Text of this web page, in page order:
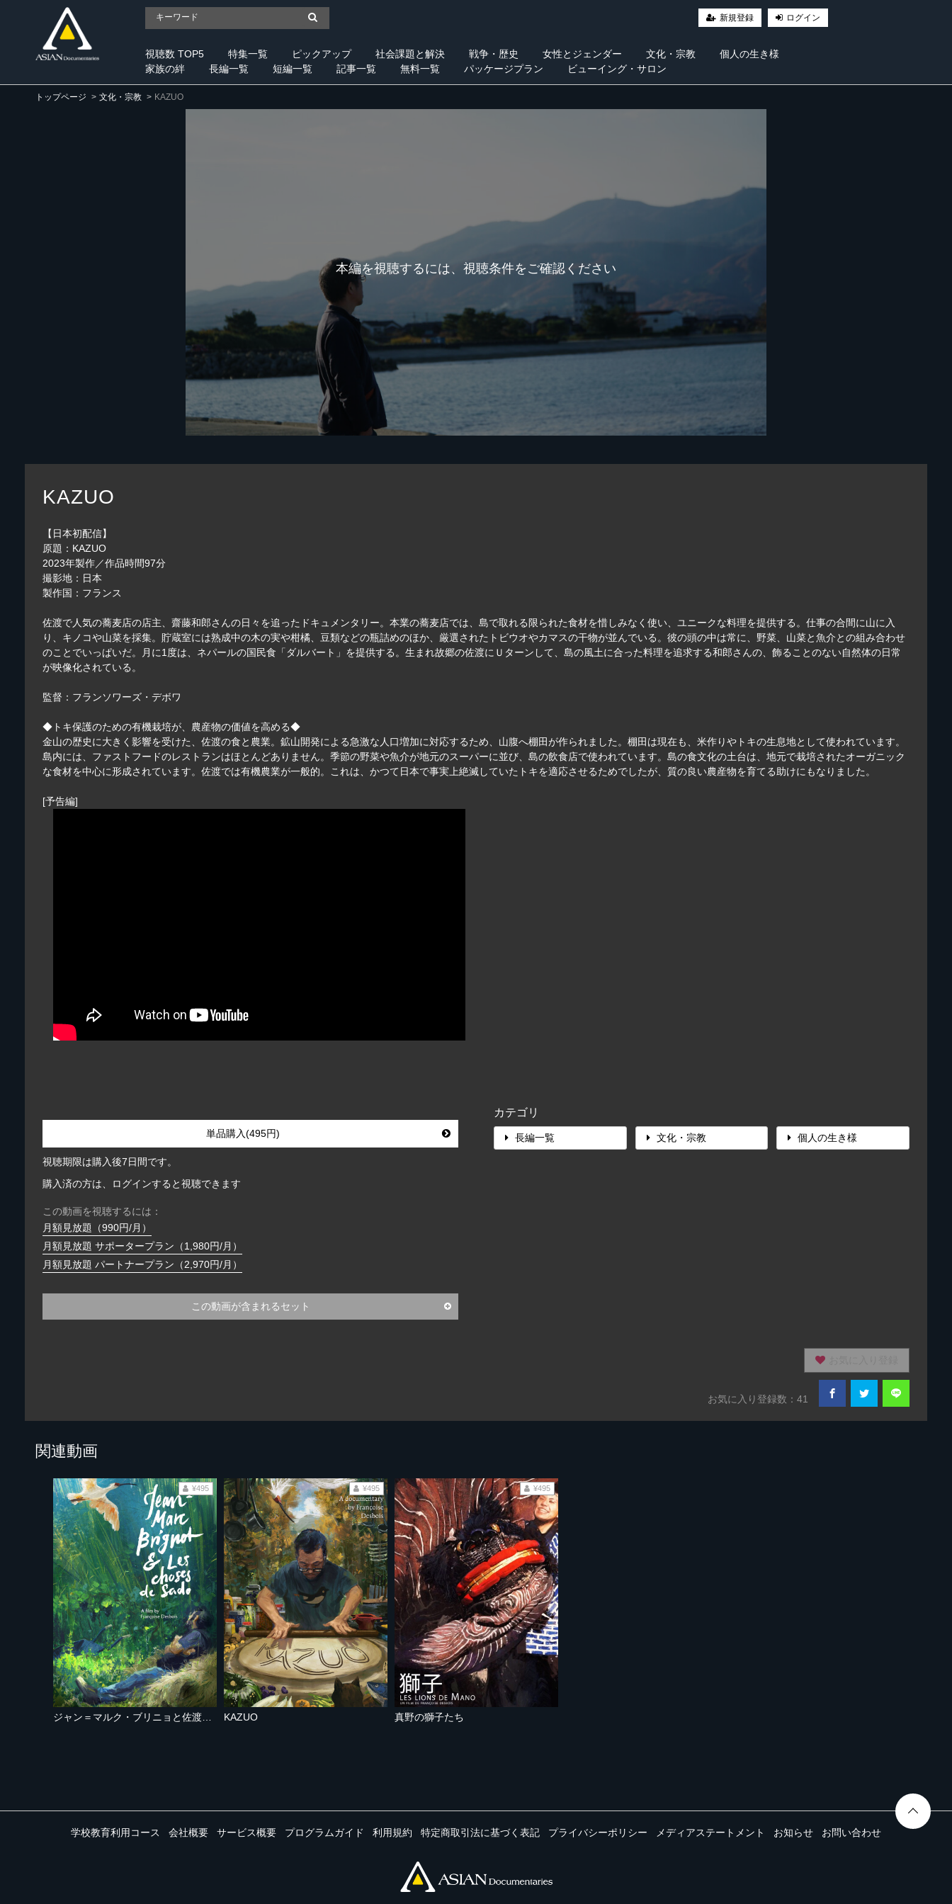
新規登録 ログイン
視聴数 TOP5 特集一覧 ピックアップ 社会課題と解決 戦争・歴史 女性とジェンダー 文化・宗教
個人の生き様
家族の絆
長編一覧 短編一覧 記事一覧 無料一覧 パッケージプラン ビューイング・サロン
トップページ 文化・宗教 KAZUO
本編を視聴するには、視聴条件をご確認ください
KAZUO
【日本初配信】
原題：KAZUO
2023年製作／作品時間97分
撮影地：日本
製作国：フランス
佐渡で人気の蕎麦店の店主、齋藤和郎さんの日々を追ったドキュメンタリー。本業の蕎麦店では、島で取れる限られた食材を惜しみなく使い、ユニークな料理を提供する。仕事の合間に山に入
り、キノコや山菜を採集。貯蔵室には熟成中の木の実や柑橘、豆類などの瓶詰めのほか、厳選されたトビウオやカマスの干物が並んでいる。彼の頭の中は常に、野菜、山菜と魚介との組み合わせ
のことでいっぱいだ。月に1度は、ネパールの国民食「ダルバート」を提供する。生まれ故郷の佐渡にＵターンして、島の風土に合った料理を追求する和郎さんの、飾ることのない自然体の日常
が映像化されている。
監督：フランソワーズ・デボワ
◆トキ保護のための有機栽培が、農産物の価値を高める◆
金山の歴史に大きく影響を受けた、佐渡の食と農業。鉱山開発による急激な人口増加に対応するため、山腹へ棚田が作られました。棚田は現在も、米作りやトキの生息地として使われています。
島内には、ファストフードのレストランはほとんどありません。季節の野菜や魚介が地元のスーパーに並び、島の飲食店で使われています。島の食文化の土台は、地元で栽培されたオーガニック
な食材を中心に形成されています。佐渡では有機農業が一般的。これは、かつて日本で事実上絶滅していたトキを適応させるためでしたが、質の良い農産物を育てる助けにもなりました。
[予告編]
単品購入(495円)
視聴期限は購入後7日間です。
購入済の方は、ログインすると視聴できます
この動画を視聴するには：
月額見放題（990円/月）
月額見放題 サポータープラン（1,980円/月）
月額見放題 パートナープラン（2,970円/月）
この動画が含まれるセット
カテゴリ
長編一覧 文化・宗教 個人の生き様
お気に入り登録数：41
関連動画
ジャン＝マルク・ブリニョと佐渡のこと
¥495
KAZUO
¥495
真野の獅子たち
¥495
学校教育利用コース 会社概要 サービス概要 プログラムガイド 利用規約 特定商取引法に基づく表記 プライバシーポリシー メディアステートメント お知らせ お問い合わせ